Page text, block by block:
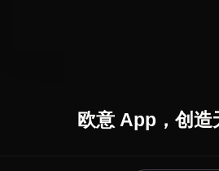
欧意 App，创造